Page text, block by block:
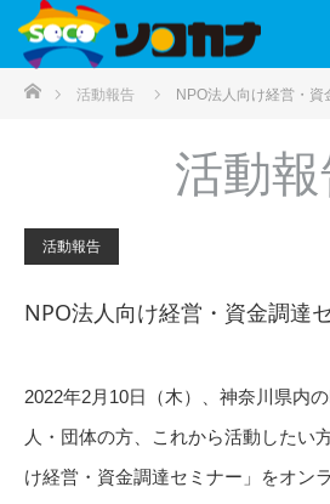
ホーム活動報告 NPO法人向け経営・
活動
活動報告
NPO法人向け経営・資金調達
2022年2月10日（木）、神奈川県内
人・団体の方、これから活動したい
け経営・資金調達セミナー」をオン